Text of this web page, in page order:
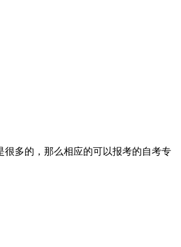
多的，那么相应的可以报考的自考专